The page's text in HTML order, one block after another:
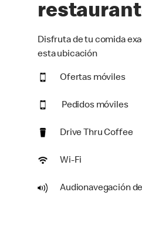
Disfruta de tu comida
esta ubicación
Ofertas móviles
Pedidos móviles
Drive Thru Coffee
Wi-Fi
Audionavegación